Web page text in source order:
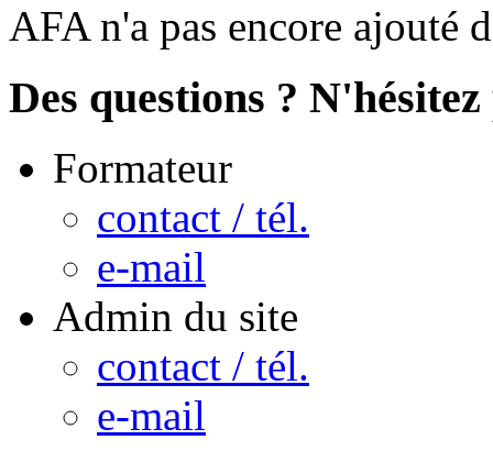
AFA n'a pas encore ajouté
Des questions ?
Formateur
contact / tél.
e-mail
Admin du site
contact / tél.
e-mail